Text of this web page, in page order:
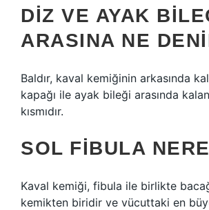
DIZ VE AYAK
ARASINA NE
Baldır, kaval kemiğinin arkasında
kapağı ile ayak bileği arasında
kısmıdır.
SOL FIBULA
Kaval kemiği, fibula ile birlikte
kemikten biridir ve vücuttaki en